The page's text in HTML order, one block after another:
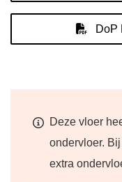
DoP
Deze vloer
ondervloer.
extra